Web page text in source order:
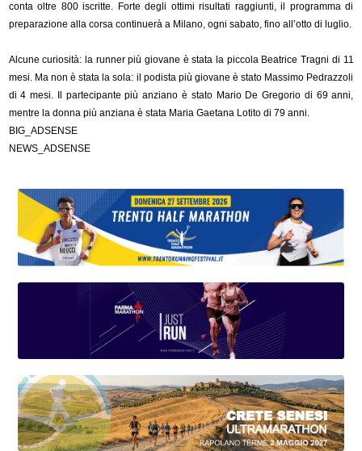
conta oltre 800 iscritte. Forte degli ottimi risultati raggiunti, il programma di
preparazione alla corsa continuerà a Milano, ogni sabato, fino all’otto di luglio.
Alcune curiosità: la runner più giovane è stata la piccola Beatrice Tragni di 11
mesi. Ma non è stata la sola: il podista più giovane è stato Massimo Pedrazzoli
di 4 mesi. Il partecipante più anziano è stato Mario De Gregorio di 69 anni,
mentre la donna più anziana è stata Maria Gaetana Lotito di 79 anni.
BIG_ADSENSE
NEWS_ADSENSE